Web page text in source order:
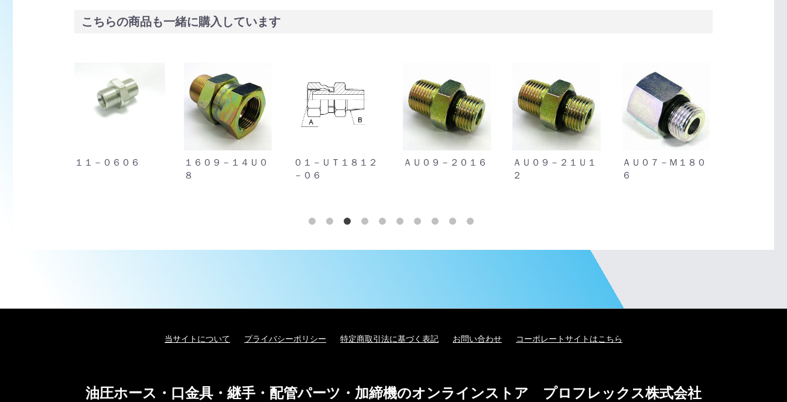
こちらの商品も一緒に購入しています
１１－０６０６
１６０９－１４Ｕ０
８
０１－ＵＴ１８１２
－０６
ＡＵ０９－２０１６
ＡＵ０９－２１Ｕ１
２
ＡＵ０７－Ｍ１８０
６
当サイトについて プライバシーポリシー 特定商取引法に基づく表記 お問い合わせ コーポレートサイトはこちら
油圧ホース・口金具・継手・配管パーツ・加締機のオンラインストア プロフレックス株式会社